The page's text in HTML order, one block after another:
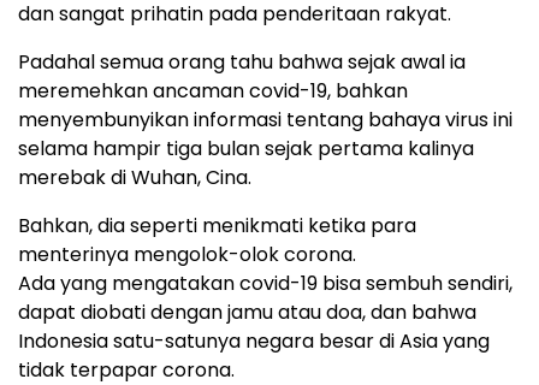
dan sangat prihatin pada penderitaan rakyat.
Padahal semua orang tahu bahwa sejak awal ia
meremehkan ancaman covid-19, bahkan
menyembunyikan informasi tentang bahaya virus ini
selama hampir tiga bulan sejak pertama kalinya
merebak di Wuhan, Cina.
Bahkan, dia seperti menikmati ketika para
menterinya mengolok-olok corona.
Ada yang mengatakan covid-19 bisa sembuh sendiri,
dapat diobati dengan jamu atau doa, dan bahwa
Indonesia satu-satunya negara besar di Asia yang
tidak terpapar corona.